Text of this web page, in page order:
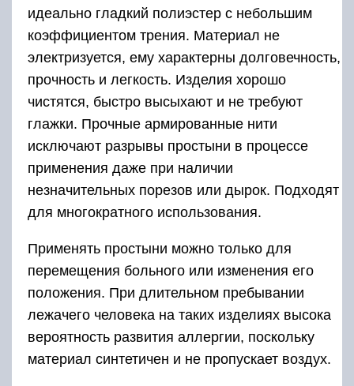
идеально гладкий полиэстер с небольшим
коэффициентом трения. Материал не
электризуется, ему характерны долговечность,
прочность и легкость. Изделия хорошо
чистятся, быстро высыхают и не требуют
глажки. Прочные армированные нити
исключают разрывы простыни в процессе
применения даже при наличии
незначительных порезов или дырок. Подходят
для многократного использования.
Применять простыни можно только для
перемещения больного или изменения его
положения. При длительном пребывании
лежачего человека на таких изделиях высока
вероятность развития аллергии, поскольку
материал синтетичен и не пропускает воздух.